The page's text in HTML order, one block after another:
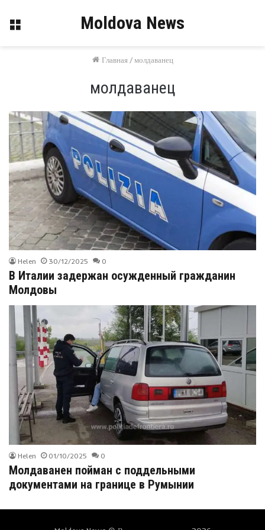
Меню Moldova News
Главная / молдаванец
молдаванец
Helen 30/12/2025 0
В Италии задержан осужденный гражданин
Молдовы
Helen 01/10/2025 0
Молдаванен пойман с поддельными
документами на границе в Румынии